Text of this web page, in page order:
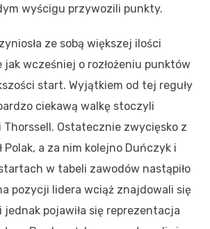
wyścigu przywozili punkty.
ze sobą większej ilości
jak wcześniej o rozłożeniu punktów
start. Wyjątkiem od tej reguły
ciekawą walkę stoczyli
Thorssell. Ostatecznie zwycięsko z
a za nim kolejno Duńczyk i
w tabeli zawodów nastąpiło
pozycji lidera wciąż znajdowali się
jednak pojawiła się reprezentacja